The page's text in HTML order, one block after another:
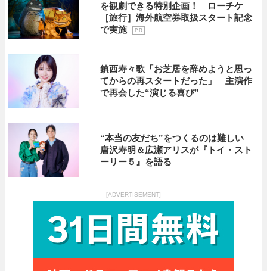
を観劇できる特別企画！ ローチケ
［旅行］海外航空券取扱スタート記念
で実施
P R
鎮西寿々歌「お芝居を辞めようと思っ
てからの再スタートだった」 主演作
で再会した“演じる喜び”
“本当の友だち”をつくるのは難しい
唐沢寿明＆広瀬アリスが『トイ・スト
ーリー５』を語る
[ADVERTISEMENT]